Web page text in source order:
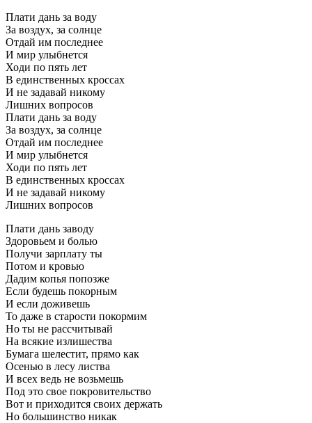
Плати дань за воду
За воздух, за солнце
Отдай им последнее
И мир улыбнется
Ходи по пять лет
В единственных кроссах
И не задавай никому
Лишних вопросов
Плати дань за воду
За воздух, за солнце
Отдай им последнее
И мир улыбнется
Ходи по пять лет
В единственных кроссах
И не задавай никому
Лишних вопросов
Плати дань заводу
Здоровьем и болью
Получи зарплату ты
Потом и кровью
Дадим копья попозже
Если будешь покорным
И если доживешь
То даже в старости покормим
Но ты не рассчитывай
На всякие излишества
Бумага шелестит, прямо как
Осенью в лесу листва
И всех ведь не возьмешь
Под это свое покровительство
Вот и приходится своих держать
Но большинство никак